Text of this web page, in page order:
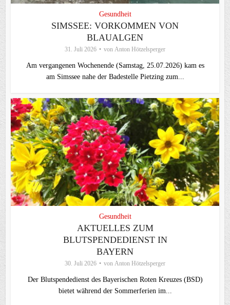
Gesundheit
SIMSSEE: VORKOMMEN VON
BLAUALGEN
31. Juli 2026 von Anton Hötzelsperger
Am vergangenen Wochenende (Samstag, 25.07.2026) kam es
am Simssee nahe der Badestelle Pietzing zum...
Gesundheit
AKTUELLES ZUM
BLUTSPENDEDIENST IN
BAYERN
30. Juli 2026 von Anton Hötzelsperger
Der Blutspendedienst des Bayerischen Roten Kreuzes (BSD)
bietet während der Sommerferien im...